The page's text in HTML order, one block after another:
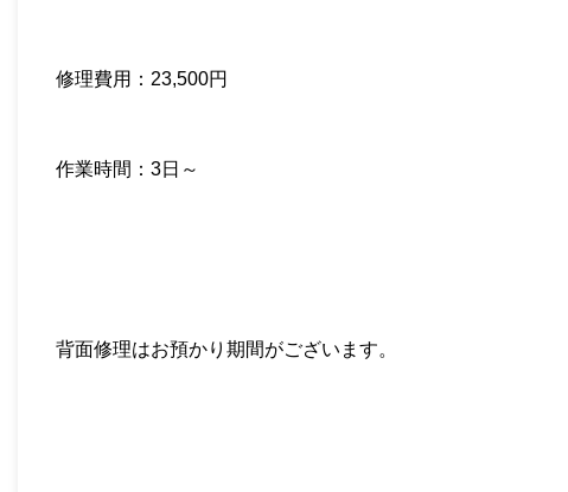
修理費用：23,500円
作業時間：3日～
背面修理はお預かり期間がございます。